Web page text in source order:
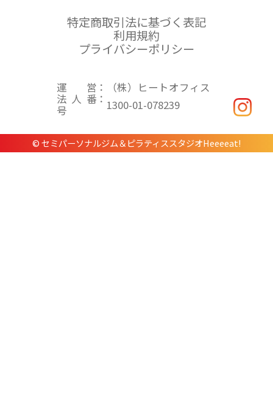
特定商取引法に基づく表記
利用規約
プライバシーポリシー
運営 （株）ヒートオフィス
法人番
号 1300-01-078239
© セミパーソナルジム＆ピラティススタジオHeeeeat!